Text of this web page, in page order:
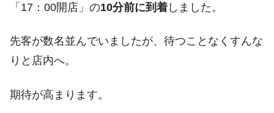
「17：00開店」の10分前に到着 しました。
先客が数名並んでいましたが、待つことなくすんな
りと店内へ。
期待が高まります。